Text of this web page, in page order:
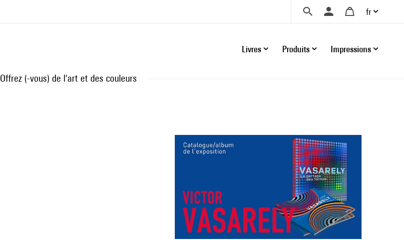
fr
Livres Produits Impressions
Offrez (-vous) de l'art et des couleurs